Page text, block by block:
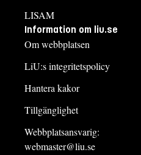
LISAM
Information om liu.se
Om webbplatsen
LiU:s integritetspolicy
Hantera kakor
Tillgänglighet
Webbplatsansvarig:
webmaster@liu.se